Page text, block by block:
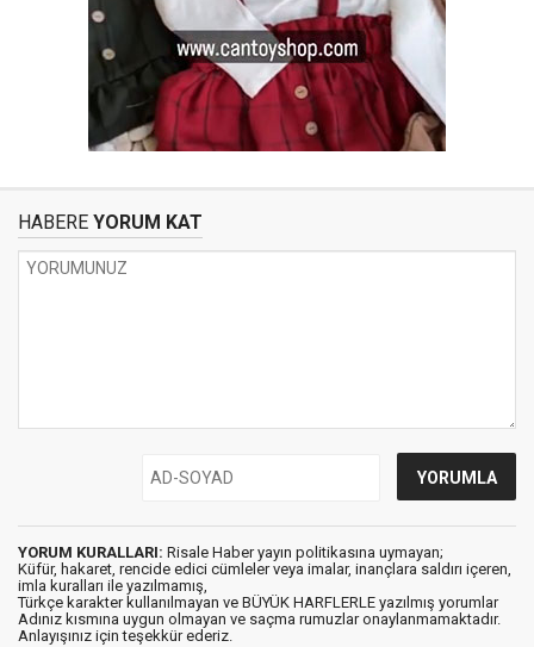
HABERE YORUM KAT
YORUM KURALLARI: Risale Haber yayın politikasına uymayan;
Küfür, hakaret, rencide edici cümleler veya imalar, inançlara saldırı içeren,
imla kuralları ile yazılmamış,
Türkçe karakter kullanılmayan ve BÜYÜK HARFLERLE yazılmış yorumlar
Adınız kısmına uygun olmayan ve saçma rumuzlar onaylanmamaktadır.
Anlayışınız için teşekkür ederiz.